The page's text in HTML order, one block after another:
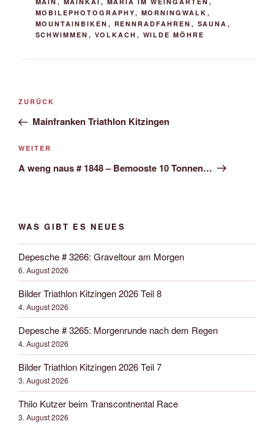
MOBILEPHOTOGRAPHY, MORNINGWALK ,
MOUNTAINBIKEN , RENNRADFAHREN , SAUNA ,
SCHWIMMEN , VOLKACH , WILDE MÖHRE
Beitrags-
Vorheriger
Beitrag
ZURÜCK
Mainfranken Triathlon Kitzingen
Nächster
Beitrag
WEITER
A weng naus # 1848 – Bemooste 10 Tonnen…
WAS GIBT ES NEUES
Depesche # 3266: Graveltour am Morgen
6. August 2026
Bilder Triathlon Kitzingen 2026 Teil 8
4. August 2026
Depesche # 3265: Morgenrunde nach dem Regen
4. August 2026
Bilder Triathlon Kitzingen 2026 Teil 7
3. August 2026
Thilo Kutzer beim Transcontnental Race
3. August 2026